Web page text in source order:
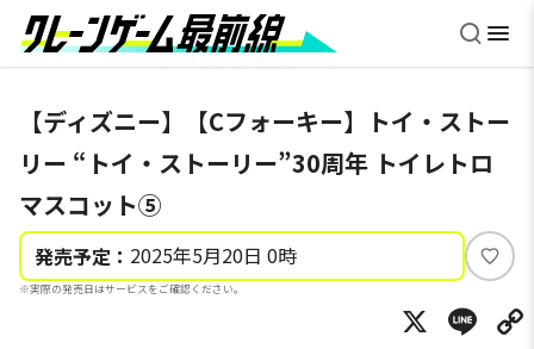
【ディズニー】【Cフォーキー】トイ・ストー
リー “トイ・ストーリー”30周年 トイレトロ
マスコット⑤
発売予定： 2025年5月20日 0時
※実際の発売日はサービスをご確認ください。
い
ね
X